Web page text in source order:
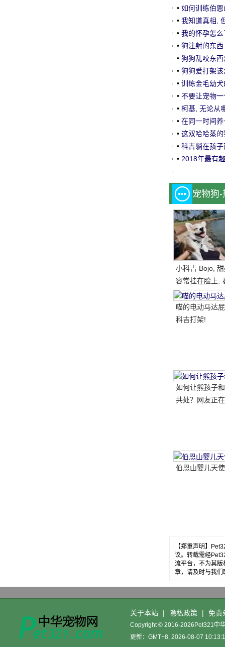
• 如何训练伯恩
• 我知道真相,
• 我的怀孕怎
• 狗注射的东西
• 狗狗乱咬东
• 狗狗爱打架
• 训练金毛幼
• 不要让宠物
• 柯基, 无论从
• 在同一时间
面子告诉你..。
• 这双哈哈蒸
• 科吉躺在孩
• 2018年最有
宠物狗
小科吉 Bojo,
容常挂在脸上,
每天都是超级
笑的小短腿, 太
喵的电动马达
科吉打架!
如何让熊孩子
共处？网友正
伯恩山婴儿天
【郑重声明】
议。转载需经
流平台，不为其
章，请及时与我
关于本站 | 隐私政策 | 免责
Copyright © 2016-2026Pet321中
更新：GMT+8, 2026-08-07